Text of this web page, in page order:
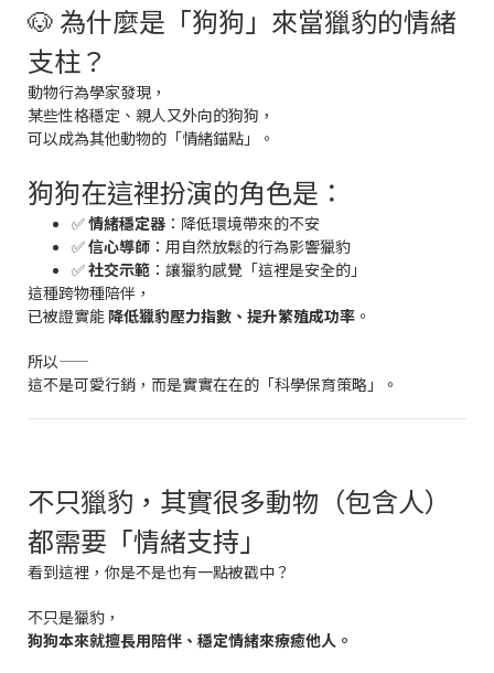
🐶 為什麼是「狗狗」來當獵豹的情緒
支柱？
動物行為學家發現，
某些性格穩定、親人又外向的狗狗，
可以成為其他動物的「情緒錨點」。
狗狗在這裡扮演的角色是：
✅情緒穩定器 ：降低環境帶來的不安
✅信心導師 ：用自然放鬆的行為影響獵豹
✅社交示範 ：讓獵豹感覺「這裡是安全的」
這種跨物種陪伴，
已被證實能 降低獵豹壓力指數、提升繁殖成功率 。
所以——
這不是可愛行銷，而是實實在在的「科學保育策略」。
不只獵豹，其實很多動物（包含人）
都需要「情緒支持」
看到這裡，你是不是也有一點被戳中？
不只是獵豹，
狗狗本來就擅長用陪伴、穩定情緒來療癒他人。